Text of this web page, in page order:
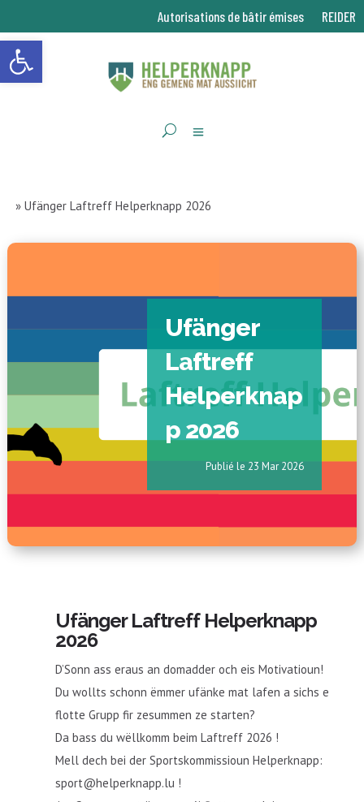
Ouvrir la barre d’outils
Autorisations de bâtir émises REIDER
» Ufänger Laftreff Helperknapp 2026
Ufänger
Laftreff
Helperknap
p 2026
23 Mar 2026
Ufänger Laftreff Helperknapp
2026
D’Sonn ass eraus an domadder och eis Motivatioun!
Du wollts schonn ëmmer ufänke mat lafen a sichs e
flotte Grupp fir zesummen ze starten?
Da bass du wëllkomm beim Laftreff 2026 !
Mell dech bei der Sportskommissioun Helperknapp:
sport@helperknapp.lu !